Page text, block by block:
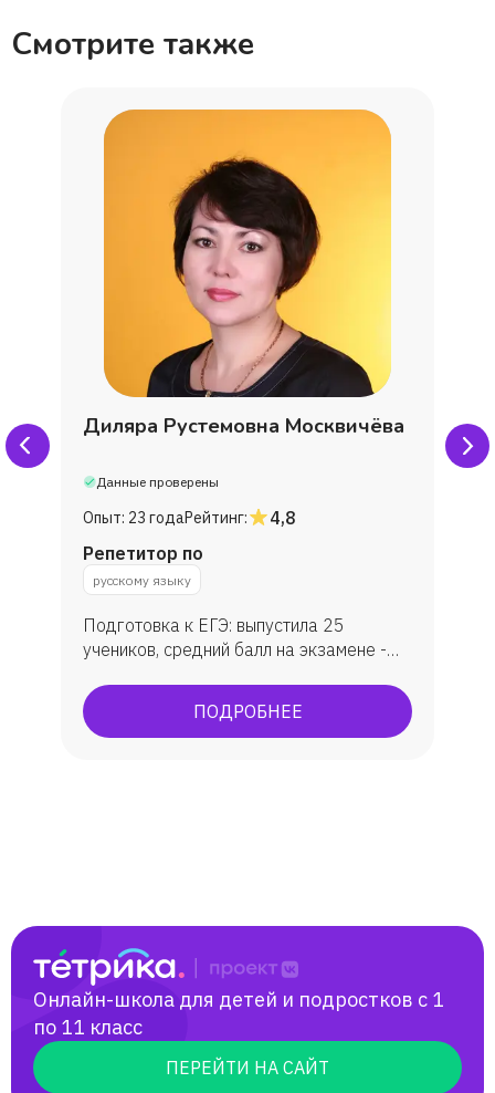
Ольга
Марина Ткачева
Никита, мама Марина
Роман
Елена
Мусума
Алина
Зарина
Артем
Смотрите также
Диляра Рустемовна Москвичёва
Данные проверены
Опыт: 23 годаРейтинг:
4,8
Репетитор по
русскому языку
Подготовка к ЕГЭ: выпустила 25
учеников, средний балл на экзамене -
учениками, средняя оценка - 4.
Подготовка к олимпиадам:
ПОДРОБНЕЕ
Онлайн-школа для детей и подростков с 1
по 11 класс
ПЕРЕЙТИ НА САЙТ